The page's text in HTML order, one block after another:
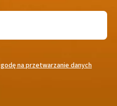
na przetwarzanie danych